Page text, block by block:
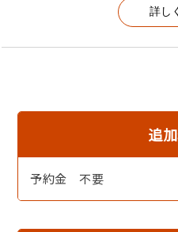
【お造り】丹後の地魚を使
詳し
追
予約金 不要